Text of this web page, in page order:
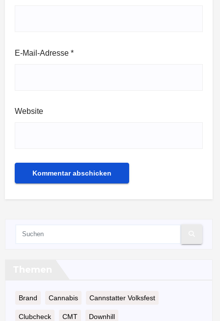
E-Mail-Adresse *
Website
Brand Cannabis Cannstatter Volksfest
Clubcheck CMT Downhill